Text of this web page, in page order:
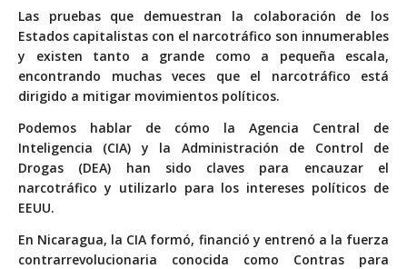
Las pruebas que demuestran la colaboración de los
Estados capitalistas con el narcotráfico son innumerables
y existen tanto a grande como a pequeña escala,
encontrando muchas veces que el narcotráfico está
dirigido a mitigar movimientos políticos.
Podemos hablar de cómo la Agencia Central de
Inteligencia (CIA) y la Administración de Control de
Drogas (DEA) han sido claves para encauzar el
narcotráfico y utilizarlo para los intereses políticos de
EEUU.
En Nicaragua, la CIA formó, financió y entrenó a la fuerza
contrarrevolucionaria conocida como Contras para